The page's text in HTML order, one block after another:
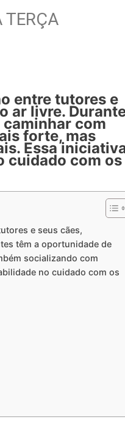
TERÇA
entre tutores e
ar livre.
com
forte, mas
Essa
cuidado com os
e seus cães,
têm a oportunidade de
socializando com
no cuidado com os